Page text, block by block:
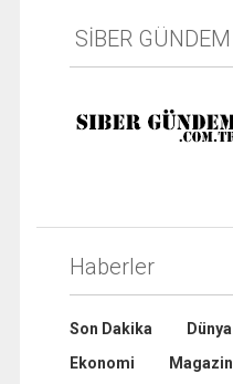
SİBER GÜNDEM
Haberler
Son Dakika Dünya
Ekonomi
Magazin